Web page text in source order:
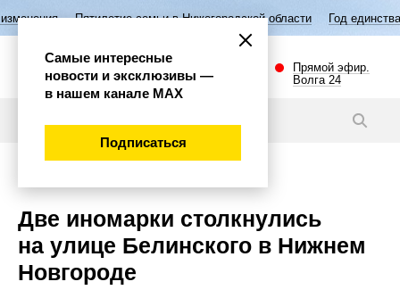
семьи в Нижегородской области Год единства народов России
Прямой эфир.
Волга 24
Две иномарки столкнулись
на улице Белинского в Нижнем
Новгороде
Самые интересные
новости и эксклюзивы —
в нашем канале МАХ
Подписаться